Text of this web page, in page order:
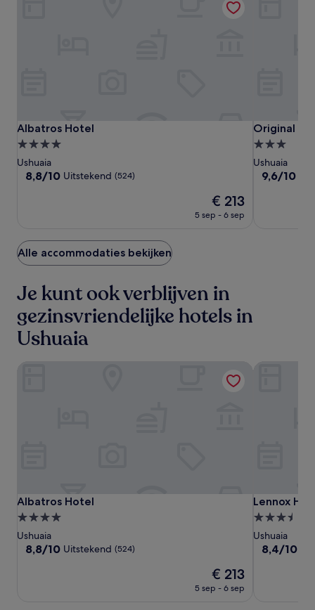
Albatros
Hotel
Albatros
Hotel
Albatros Hotel
Albatros Hotel
4.0-
sterrenaccommodatie
Ushuaia
8.8
8,8/10 Uitstekend (524)
De
prijs
is
€ 213
5 sep - 6 sep
Original
House
Hotel
Boutique
Original
Original
3.0-
Ushuaia
9.6
9,6/10
Alle accommodaties bekijken
Je kunt ook verblijven in
gezinsvriendelijke hotels in
Ushuaia
Albatros
Hotel
Albatros
Hotel
Albatros Hotel
Albatros Hotel
4.0-
sterrenaccommodatie
Ushuaia
8.8
8,8/10 Uitstekend (524)
De
prijs
is
€ 213
5 sep - 6 sep
Albatros Hotel
Lennox
Hotel
Ushuaia
Lennox
Lennox
3.5-
Ushuaia
8.4
8,4/10
Lennox